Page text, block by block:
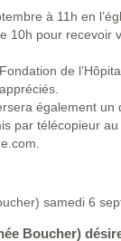
à 11h en
10h pour recevoir
de
également un
par télécopieur
samedi 6
Boucher)